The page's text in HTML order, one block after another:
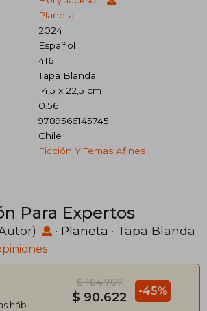
Planeta
2024
Español
416
Tapa Blanda
14,5 x 22,5 cm
0.56
9789566145745
Chile
Ficción Y Temas Afines
Para Expertos
· Planeta · Tapa Blanda
háb.
$ 164.767
$ 90.622 -45%